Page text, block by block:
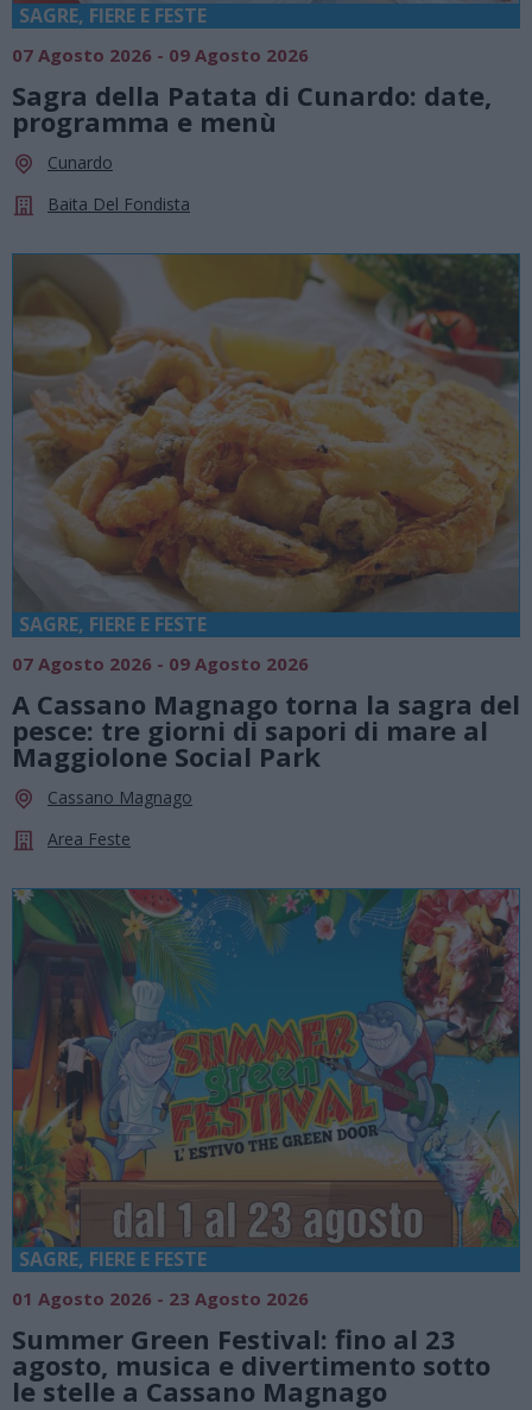
SAGRE, FIERE E FESTE
07 Agosto 2026 - 09 Agosto 2026
Sagra della Patata di Cunardo: date,
programma e menù
Cunardo
Baita Del Fondista
SAGRE, FIERE E FESTE
07 Agosto 2026 - 09 Agosto 2026
A Cassano Magnago torna la sagra del
pesce: tre giorni di sapori di mare al
Maggiolone Social Park
Cassano Magnago
Area Feste
SAGRE, FIERE E FESTE
01 Agosto 2026 - 23 Agosto 2026
Summer Green Festival: fino al 23
agosto, musica e divertimento sotto
le stelle a Cassano Magnago